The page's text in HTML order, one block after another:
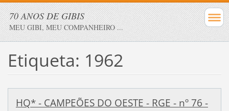
70 ANOS DE GIBIS
MEU GIBI, MEU COMPANHEIRO ...
Etiqueta: 1962
HQ* - CAMPEÕES DO OESTE - RGE - nº 76 -